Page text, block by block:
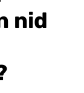
nid